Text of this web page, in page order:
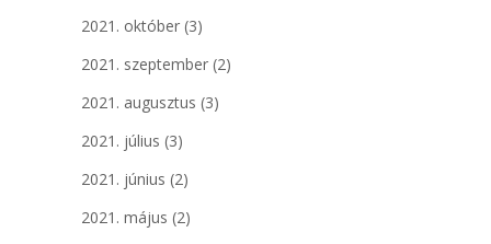
2021. október (3)
2021. szeptember (2)
2021. augusztus (3)
2021. július (3)
2021. június (2)
2021. május (2)